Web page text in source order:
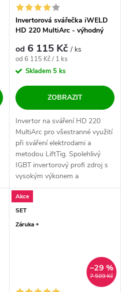
Invertorová svářečka iWELD
HD 220 MultiArc - výhodný
od 6 115 Kč/ ks
Měrná cena:
od 6 115 Kč / 1 ks
Skladem 5 ks
ZOBRAZIT
Invertor na sváření HD 220
MultiArc pro všestranné využití
při sváření elektrodami a
metodou LiftTig. Spolehlivý
IGBT invertorový profi zdroj s
vysokým výkonem a
zatěžovateli,...
Akce
SET
Záruka +
7 509 Kč
–29 %